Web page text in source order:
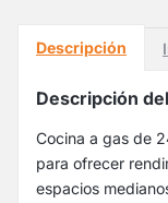
Descripción
Descripción
Cocina a gas de
para ofrecer
espacios